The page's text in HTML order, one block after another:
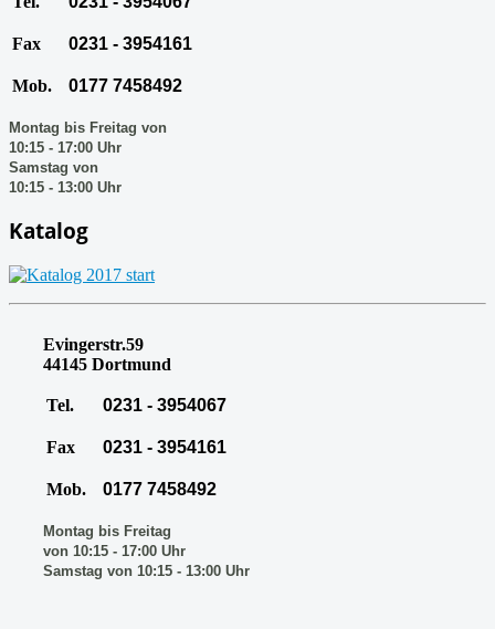
Fax 0231 - 3954161
Mob. 0177 7458492
Montag bis Freitag von
10:15 - 17:00 Uhr
Samstag von
10:15 - 13:00 Uhr
Katalog
Evingerstr.59
44145 Dortmund
Tel. 0231 - 3954067
Fax 0231 - 3954161
Mob. 0177 7458492
Montag bis Freitag
von 10:15 - 17:00 Uhr
Samstag von 10:15 - 13:00 Uhr